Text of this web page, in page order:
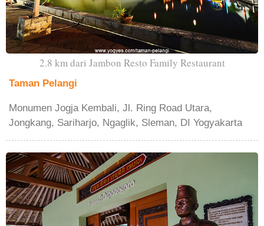
2.8 km dari Jambon Resto Family Restaurant
Taman Pelangi
Monumen Jogja Kembali, Jl. Ring Road Utara,
Jongkang, Sariharjo, Ngaglik, Sleman, DI Yogyakarta